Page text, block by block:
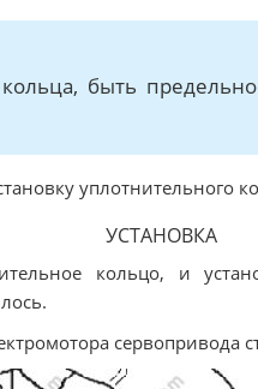
быть
уплотнительного
УСТАНОВКА
кольцо, и
сервопривода